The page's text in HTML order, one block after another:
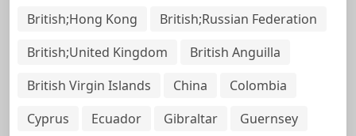
British;Hong Kong
British;Russian Federation
British;United Kingdom
British Anguilla
British Virgin Islands
China
Colombia
Cyprus
Ecuador Gibraltar
Guernsey